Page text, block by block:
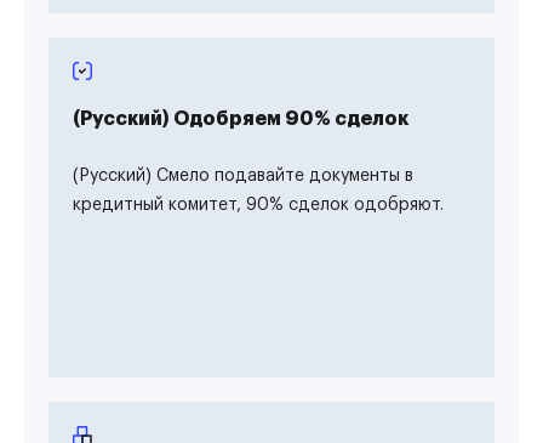
(Русский) Одобряем 90% сделок
(Русский) Смело подавайте документы в
кредитный комитет, 90% сделок одобряют.